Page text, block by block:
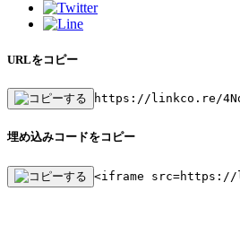
URLをコピー
https://linkco.re/
埋め込みコードをコピー
<iframe src=https://